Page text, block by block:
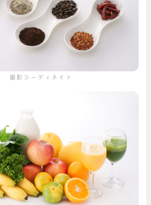
撮影コーディネイト